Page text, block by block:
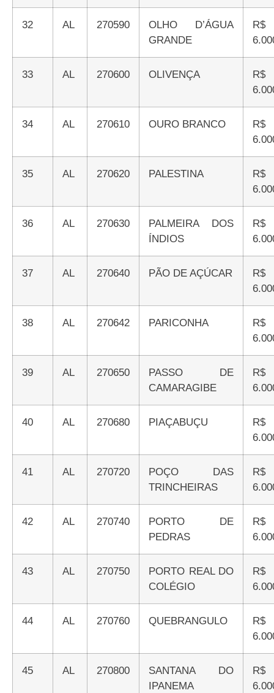
32 AL 270590
OLHO D’ÁGUA
GRANDE
R$
33 AL 270600 OLIVENÇA
R$
34 AL 270610 OURO BRANCO
R$
35 AL 270620 PALESTINA
R$
36 AL 270630
PALMEIRA DOS
ÍNDIOS
R$
37 AL 270640 PÃO DE AÇÚCAR
R$
38 AL 270642 PARICONHA
R$
39 AL 270650
PASSO DE
CAMARAGIBE
R$
40 AL 270680 PIAÇABUÇU
R$
41 AL 270720
POÇO DAS
TRINCHEIRAS
R$
42 AL 270740
PORTO DE
PEDRAS
R$
43 AL 270750
PORTO REAL DO
COLÉGIO
R$
44 AL 270760 QUEBRANGULO
R$
45 AL 270800
SANTANA DO
IPANEMA
R$